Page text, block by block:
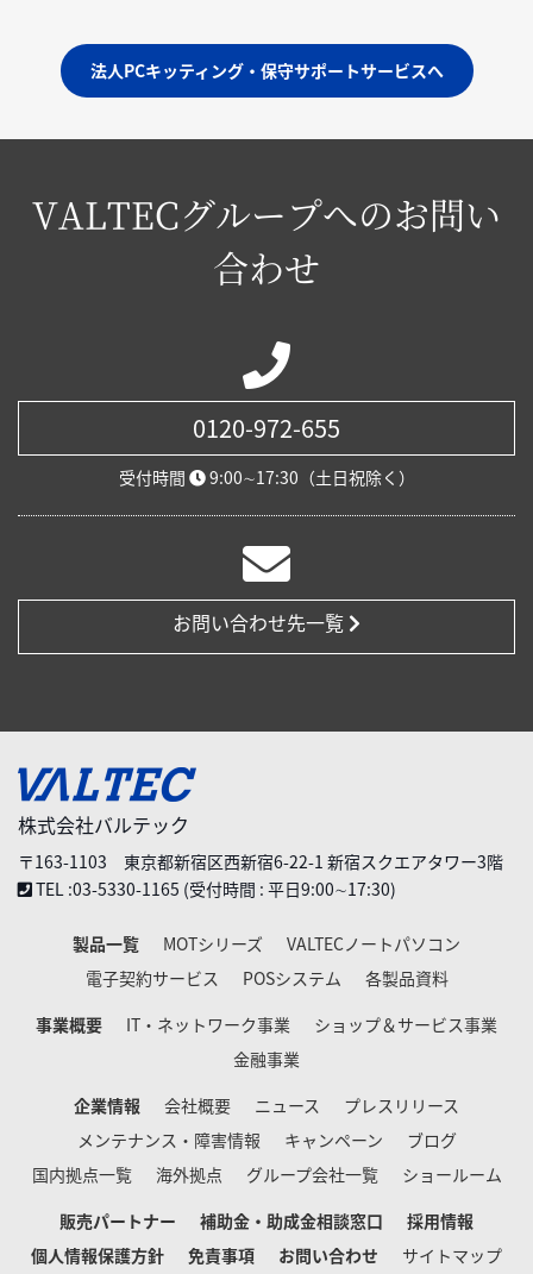
法人PCキッティング・保守サポートサービスへ
VALTECグループへのお問い
合わせ
0120-972-655
受付時間 9:00∼17:30（土日祝除く）
お問い合わせ先一覧
株式会社バルテック
〒163-1103 東京都新宿区西新宿6-22-1 新宿スクエアタワー3階
TEL :03-5330-1165 (受付時間 : 平日9:00∼17:30)
製品一覧 MOTシリーズ
VALTECノートパソコン
電子契約サービス
POSシステム
各製品資料
事業概要
IT・ネットワーク事業
ショップ＆サービス事業
金融事業
企業情報
会社概要 ニュース
プレスリリース
メンテナンス・障害情報
キャンペーン
ブログ
国内拠点一覧
海外拠点 グループ会社一覧
ショールーム
販売パートナー
補助金・助成金相談窓口
採用情報
個人情報保護方針
免責事項 お問い合わせ サイトマップ